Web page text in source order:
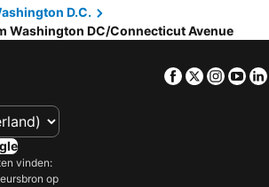
D.C.
Washington DC/Connecticut Avenue
Facebook
Twitter
vinden:
op